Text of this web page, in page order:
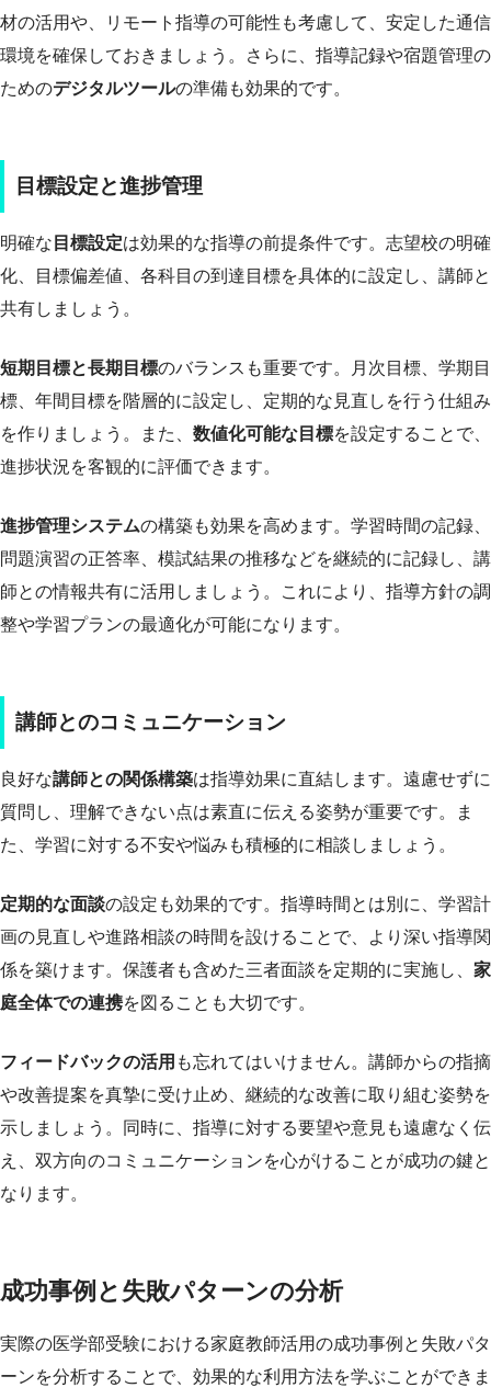
材の活用や、リモート指導の可能性も考慮して、安定した通信
環境を確保しておきましょう。さらに、指導記録や宿題管理の
ためのデジタルツールの準備も効果的です。
目標設定と進捗管理
明確な 目標設定は効果的な指導の前提条件です。志望校の明確
化、目標偏差値、各科目の到達目標を具体的に設定し、講師と
共有しましょう。
短期目標と長期目標のバランスも重要です。月次目標、学期目
標、年間目標を階層的に設定し、定期的な見直しを行う仕組み
を作りましょう。また、 数値化可能な目標を設定することで、
進捗状況を客観的に評価できます。
進捗管理システムの構築も効果を高めます。学習時間の記録、
問題演習の正答率、模試結果の推移などを継続的に記録し、講
師との情報共有に活用しましょう。これにより、指導方針の調
整や学習プランの最適化が可能になります。
講師とのコミュニケーション
良好な講師との関係構築は指導効果に直結します。遠慮せずに
質問し、理解できない点は素直に伝える姿勢が重要です。ま
た、学習に対する不安や悩みも積極的に相談しましょう。
定期的な面談の設定も効果的です。指導時間とは別に、学習計
画の見直しや進路相談の時間を設けることで、より深い指導関
係を築けます。保護者も含めた三者面談を定期的に実施し、 家
庭全体での連携を図ることも大切です。
フィードバックの活用 も忘れてはいけません。講師からの指摘
や改善提案を真摯に受け止め、継続的な改善に取り組む姿勢を
示しましょう。同時に、指導に対する要望や意見も遠慮なく伝
え、双方向のコミュニケーションを心がけることが成功の鍵と
なります。
成功事例と失敗パターンの分析
実際の医学部受験における家庭教師活用の成功事例と失敗パタ
ーンを分析することで、効果的な利用方法を学ぶことができま